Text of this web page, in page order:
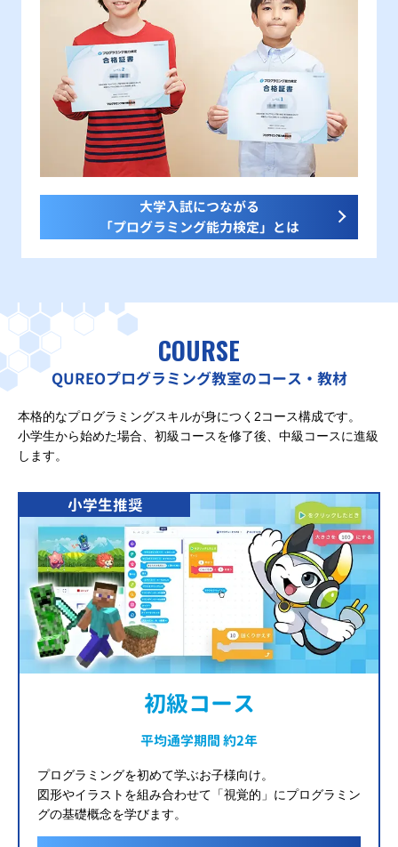
大学入試につながる
「プログラミング能力検定」とは
COURSE
QUREOプログラミング教室のコース・教材
本格的なプログラミングスキルが身につく2コース構成です。
小学生から始めた場合、初級コースを修了後、中級コースに進級
します。
小学生推奨
初級コース
平均通学期間 約2年
プログラミングを初めて学ぶお子様向け。
図形やイラストを組み合わせて「視覚的」にプログラミン
グの基礎概念を学びます。